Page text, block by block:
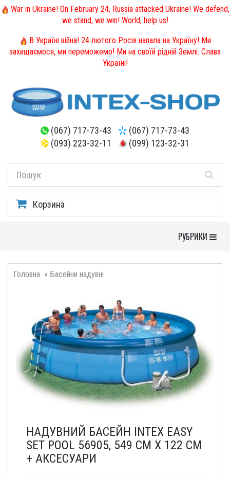
War in Ukraine! On February 24, Russia attacked Ukraine! We defend,
we stand, we win! World, help us!
В Україні війна! 24 лютого Росія напала на Україну! Ми
захищаємося, ми переможемо! Ми на своїй рідній Землі. Слава
Україні!
(067) 717-73-43
(067) 717-73-43
(093) 223-32-11
(099) 123-32-31
Корзина
Toggle
РУБРИКИ
Головна Басейни надувні
НАДУВНИЙ БАСЕЙН INTEX EASY
SET POOL 56905, 549 СМ Х 122 СМ
+ АКСЕСУАРИ